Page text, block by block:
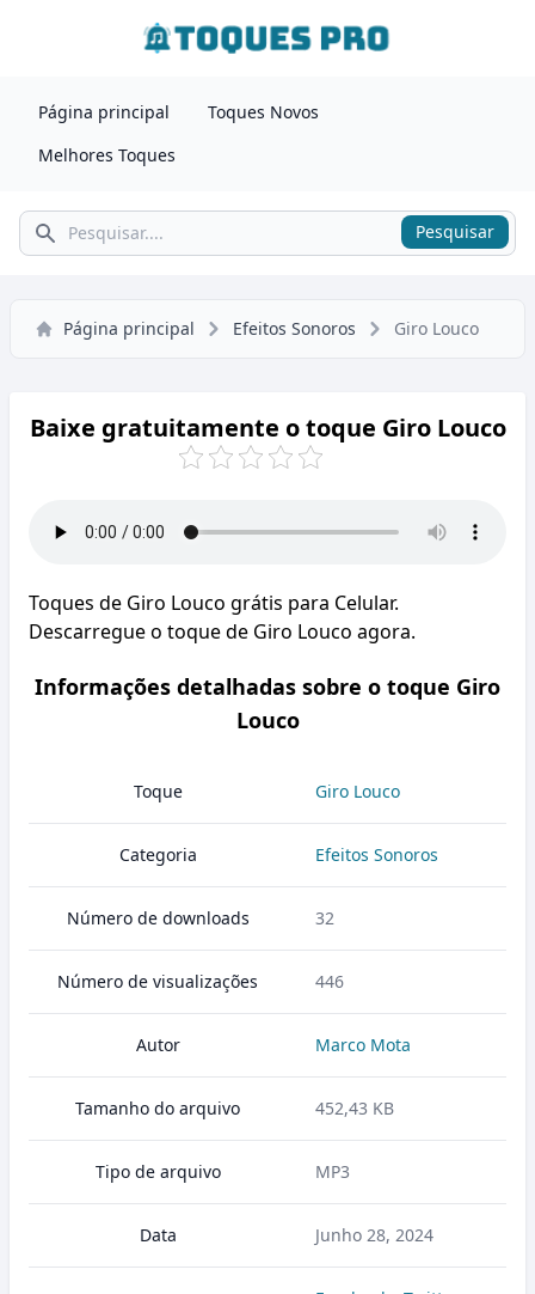
Página principal
Toques Novos
Melhores Toques
Pesquisar Pesquisar
Página principal Efeitos Sonoros Giro Louco
Baixe gratuitamente o toque Giro Louco
Toques de Giro Louco grátis para Celular.
Descarregue o toque de Giro Louco agora.
Informações detalhadas sobre o toque Giro
Louco
Toque Giro Louco
Categoria Efeitos Sonoros
Número de downloads 32
Número de visualizações 446
Autor Marco Mota
Tamanho do arquivo 452,43 KB
Tipo de arquivo MP3
Data Junho 28, 2024